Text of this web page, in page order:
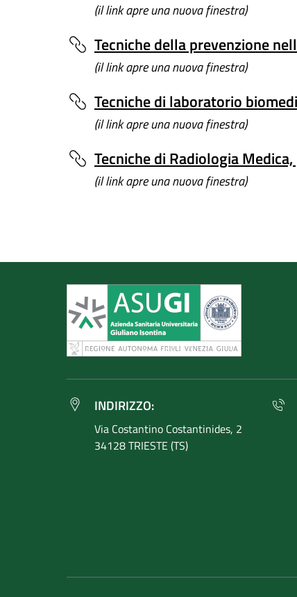
(il link apre una nuova finestra)
Tecniche della prevenzione
(il link apre una nuova finestra)
Tecniche di laboratorio
(il link apre una nuova finestra)
Tecniche di Radiologia
(il link apre una nuova finestra)
INDIRIZZO:
Via Costantino Costantinides, 2
34128 TRIESTE (TS)